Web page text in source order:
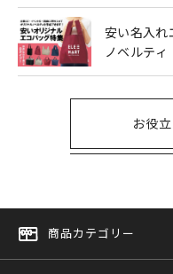
安い名入れ
ノベルテ
お役
商品カテゴリー